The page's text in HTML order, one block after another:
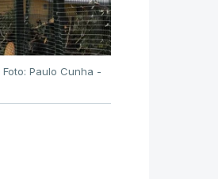
Foto: Paulo Cunha -